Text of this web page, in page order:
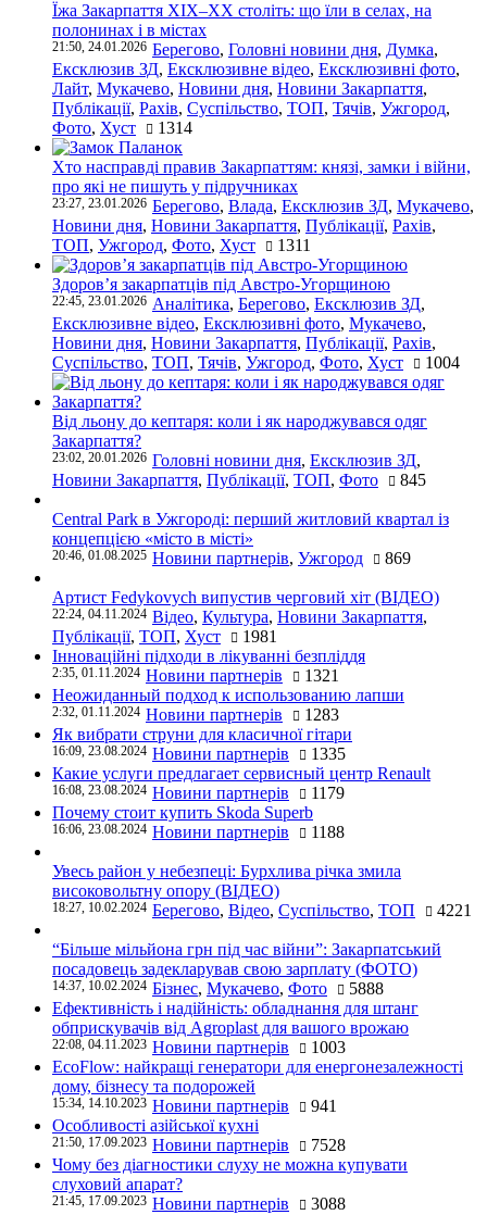
Їжа Закарпаття ХІХ–ХХ століть: що їли в селах, на
полонинах і в містах
21:50, 24.01.2026 Берегово, Головні новини дня, Думка,
Ексклюзив ЗД, Ексклюзивне відео, Ексклюзивні фото,
Лайт, Мукачево, Новини дня, Новини Закарпаття,
Публікації, Рахів, Суспільство, ТОП, Тячів, Ужгород,
Фото, Хуст 1314
Хто насправді правив Закарпаттям: князі, замки і війни,
про які не пишуть у підручниках
23:27, 23.01.2026 Берегово, Влада, Ексклюзив ЗД, Мукачево,
Новини дня, Новини Закарпаття, Публікації, Рахів,
ТОП, Ужгород, Фото, Хуст 1311
Здоров’я закарпатців під Австро-Угорщиною
22:45, 23.01.2026 Аналітика, Берегово, Ексклюзив ЗД,
Ексклюзивне відео, Ексклюзивні фото, Мукачево,
Новини дня, Новини Закарпаття, Публікації, Рахів,
Суспільство, ТОП, Тячів, Ужгород, Фото, Хуст 1004
Від льону до кептаря: коли і як народжувався одяг
Закарпаття?
23:02, 20.01.2026 Головні новини дня, Ексклюзив ЗД,
Новини Закарпаття, Публікації, ТОП, Фото 845
Central Park в Ужгороді: перший житловий квартал із
концепцією «місто в місті»
20:46, 01.08.2025 Новини партнерів, Ужгород 869
Артист Fedykovych випустив черговий хіт (ВІДЕО)
22:24, 04.11.2024 Відео, Культура, Новини Закарпаття,
Публікації, ТОП, Хуст
1981
Інноваційні підходи в лікуванні безпліддя
2:35, 01.11.2024 Новини партнерів
1321
Неожиданный подход к использованию лапши
2:32, 01.11.2024 Новини партнерів
1283
Як вибрати струни для класичної гітари
16:09, 23.08.2024 Новини партнерів
1335
Какие услуги предлагает сервисный центр Renault
16:08, 23.08.2024 Новини партнерів
1179
Почему стоит купить Skoda Superb
16:06, 23.08.2024 Новини партнерів 1188
Увесь район у небезпеці: Бурхлива річка змила
високовольтну опору (ВІДЕО)
18:27, 10.02.2024 Берегово, Відео, Суспільство, ТОП 4221
“Більше мільйона грн під час війни”: Закарпатський
посадовець задекларував свою зарплату (ФОТО)
14:37, 10.02.2024 Бізнес, Мукачево, Фото
5888
Ефективність і надійність: обладнання для штанг
обприскувачів від Agroplast для вашого врожаю
22:08, 04.11.2023 Новини партнерів
1003
EcoFlow: найкращі генератори для енергонезалежності
дому, бізнесу та подорожей
15:34, 14.10.2023 Новини партнерів
941
Особливості азійської кухні
21:50, 17.09.2023 Новини партнерів
7528
Чому без діагностики слуху не можна купувати
слуховий апарат?
21:45, 17.09.2023 Новини партнерів 3088